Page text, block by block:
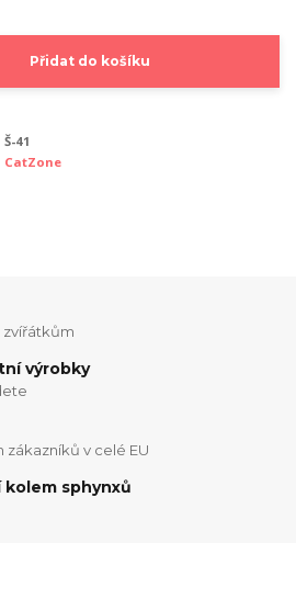
Přidat do košíku
Š-41
CatZone
zvířátkům
výrobky
v celé EU
kolem sphynxů